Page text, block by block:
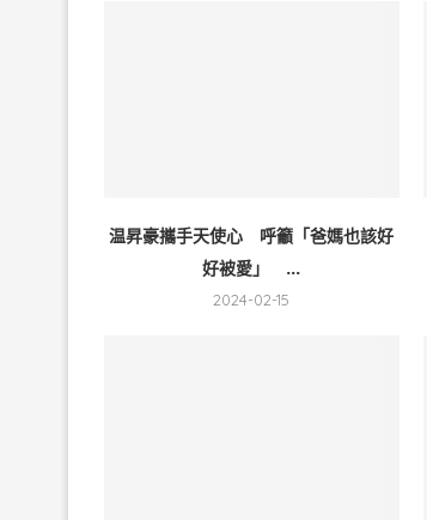
温昇豪攜手天使心 呼籲「爸媽也該好
好被愛」 ...
2024-02-15